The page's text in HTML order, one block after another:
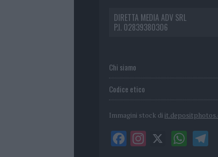
DIRETTA MEDIA ADV SRL
P.I. 02839380306
Chi siamo
Codice etico
Immagini stock di